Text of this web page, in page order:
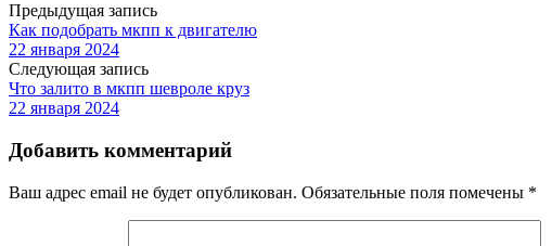
Предыдущая запись
Как подобрать мкпп к двигателю
22 января 2024
Следующая запись
Что залито в мкпп шевроле круз
22 января 2024
Добавить комментарий
Ваш адрес email не будет опубликован. Обязательные поля помечены *